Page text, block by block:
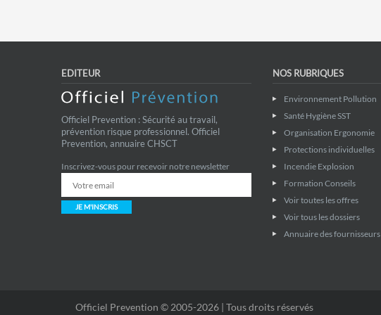
EDITEUR
Officiel Prevention : Sécurité au travail,
prévention risque professionnel. Officiel
Prevention, annuaire CHSCT
Inscrivez-vous pour recevoir notre newsletter
JE M'INSCRIS
NOS RUBRIQUES
Environnement Pollution
Santé Hygiène SST
Organisation Ergonomie
Protections individuelles
Incendie Explosion
Formation Conseils
Voir toutes les offres
Voir tous les dossiers
Annuaire des fournisseurs
Officiel Prevention © 2005-2026 | Tous droits réservés